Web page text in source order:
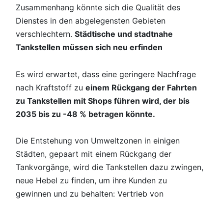
Zusammenhang könnte sich die Qualität des
Dienstes in den abgelegensten Gebieten
verschlechtern. Städtische und stadtnahe
Tankstellen müssen sich neu erfinden
Es wird erwartet, dass eine geringere Nachfrage
nach Kraftstoff zu einem Rückgang der Fahrten
zu Tankstellen mit Shops führen wird, der bis
2035 bis zu -48 % betragen könnte.
Die Entstehung von Umweltzonen in einigen
Städten, gepaart mit einem Rückgang der
Tankvorgänge, wird die Tankstellen dazu zwingen,
neue Hebel zu finden, um ihre Kunden zu
gewinnen und zu behalten: Vertrieb von